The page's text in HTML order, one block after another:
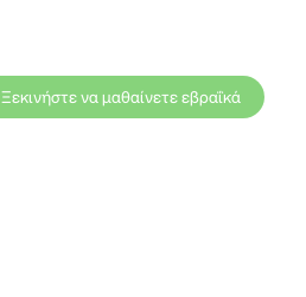
Ξεκινήστε να μαθαίνετε εβραΐκά